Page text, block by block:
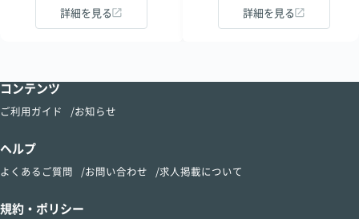
詳細を見る 詳細を見る
コンテンツ
ご利用ガイド お知らせ
ヘルプ
よくあるご質問 お問い合わせ 求人掲載について
規約・ポリシー